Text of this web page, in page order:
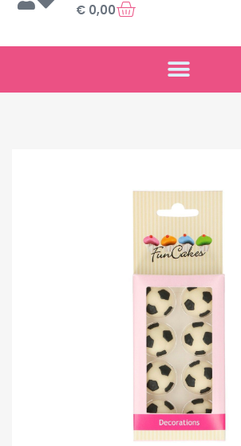
€ 0,00